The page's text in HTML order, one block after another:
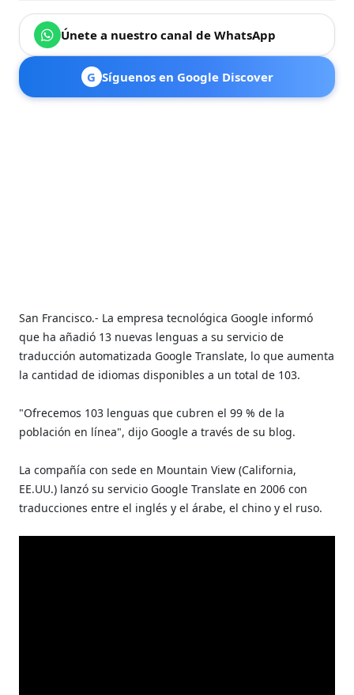
Únete a nuestro canal de WhatsApp
G Síguenos en Google Discover
San Francisco.- La empresa tecnológica Google informó
que ha añadió 13 nuevas lenguas a su servicio de
traducción automatizada Google Translate, lo que aumenta
la cantidad de idiomas disponibles a un total de 103.
"Ofrecemos 103 lenguas que cubren el 99 % de la
población en línea", dijo Google a través de su blog.
La compañía con sede en Mountain View (California,
EE.UU.) lanzó su servicio Google Translate en 2006 con
traducciones entre el inglés y el árabe, el chino y el ruso.